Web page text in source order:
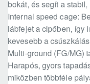
bokát, és segít a
Internal speed cage:
lábfejet a cipőben, így
kevesebb a
Multi-ground (FG/MG)
Harapós, gyors
miközben többféle